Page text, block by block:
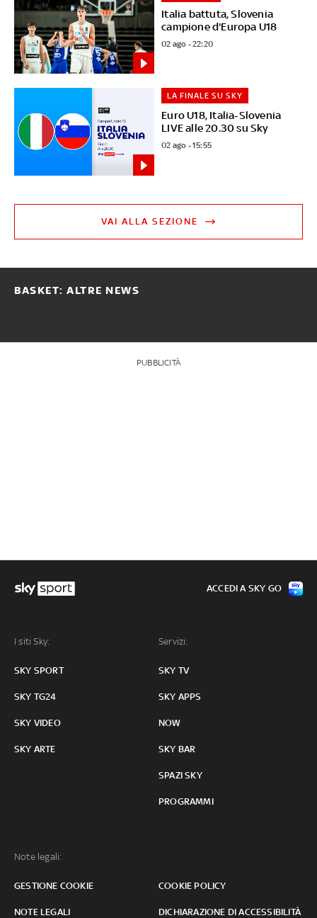
Italia battuta, Slovenia
campione d'Europa U18
02 ago - 22:20
Euro U18, Italia-Slovenia
LIVE alle 20.30 su Sky
LA FINALE SU SKY
02 ago - 15:55
VAI ALLA SEZIONE
BASKET: ALTRE NEWS
PUBBLICITÀ
I siti Sky:
SKY SPORT
SKY TG24
SKY VIDEO
SKY ARTE
Servizi:
SKY TV
SKY APPS
NOW
SKY BAR
SPAZI SKY
PROGRAMMI
Note legali:
GESTIONE COOKIE COOKIE POLICY
NOTE LEGALI DICHIARAZIONE DI ACCESSIBILITÀ
ACCEDI A SKY GO